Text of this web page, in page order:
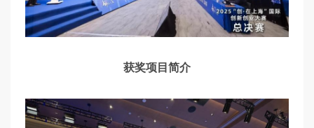
获奖项目简介